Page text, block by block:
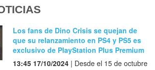
Los fans de Dino Crisis se quejan de
que su relanzamiento en PS4 y PS5 es
exclusivo de PlayStation Plus Premium
13:45 17/10/2024 | Desde el 15 de octubre